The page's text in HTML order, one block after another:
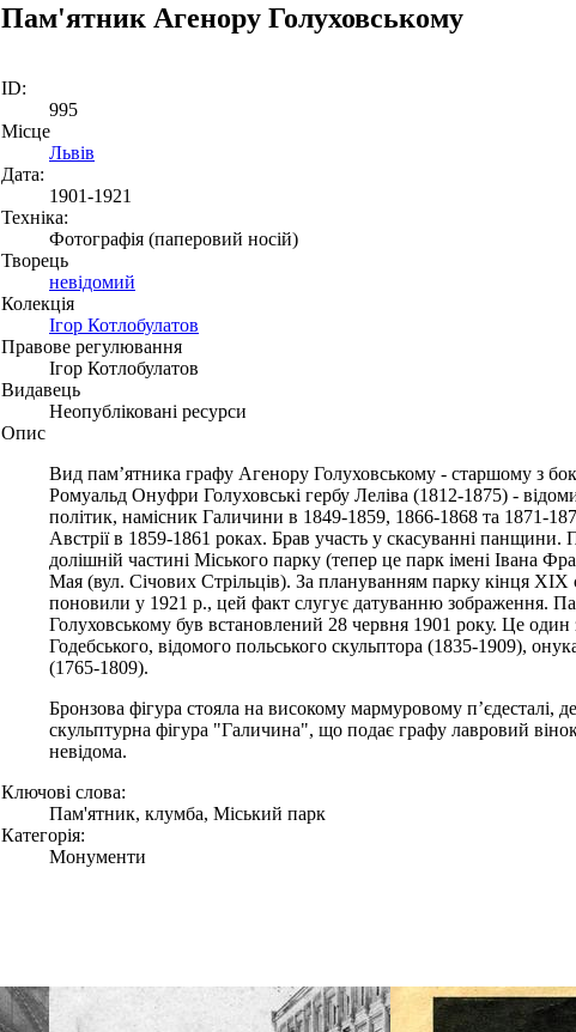
Пам'ятник Агенору Голуховському
ID:
995
Місце
Львів
Дата:
1901-1921
Техніка:
Фотографія (паперовий носій)
Творець
невідомий
Колекція
Ігор Котлобулатов
Правове регулювання
Ігор Котлобулатов
Видавець
Неопубліковані ресурси
Опис
Вид пам’ятника графу Агенору Голуховському - старшому з
Ромуальд Онуфри Голуховські гербу Леліва (1812-1875) -
політик, намісник Галичини в 1849-1859, 1866-1868 та 1871-
Австрії в 1859-1861 роках. Брав участь у скасуванні
долішній частині Міського парку (тепер це парк імені Івана
Мая (вул. Січових Стрільців). За плануванням парку кінця ХІХ
поновили у 1921 р., цей факт слугує датуванню зображення.
Голуховському був встановлений 28 червня 1901 року. Це
Годебського, відомого польського скульптора (1835-1909),
(1765-1809).
Бронзова фігура стояла на високому мармуровому п’єдесталі,
скульптурна фігура "Галичина", що подає графу лавровий
невідома.
Ключові слова:
Пам'ятник, клумба, Міський парк
Категорія:
Монументи